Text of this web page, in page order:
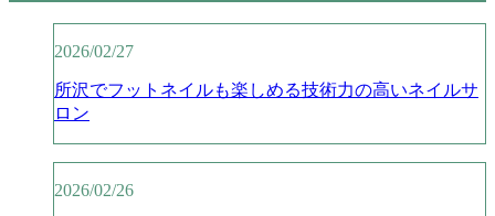
2026/02/27
所沢でフットネイルも楽しめる技術力の高いネイルサ
ロン
2026/02/26